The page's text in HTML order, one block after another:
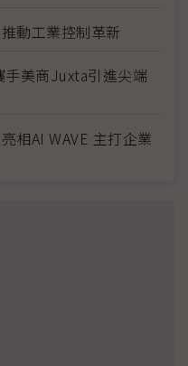
動工業控制革新
美商Juxta引進尖端
相AI WAVE 主打企業